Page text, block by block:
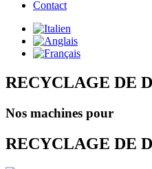
Contact
RECYCLAGE DE
Nos machines pour
RECYCLAGE DE